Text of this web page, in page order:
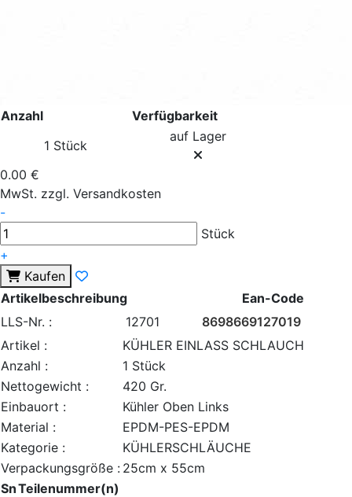
Anzahl
Verfügbarkeit
1 Stück
auf Lager
0.00 €
MwSt. zzgl. Versandkosten
-
Stück
+
Kaufen
Artikelbeschreibung
Ean-Code
LLS-Nr. :
12701
8698669127019
Artikel :
KÜHLER EINLASS SCHLAUCH
Anzahl :
1 Stück
Nettogewicht :
420 Gr.
Einbauort :
Kühler Oben Links
Material :
EPDM-PES-EPDM
Kategorie :
KÜHLERSCHLÄUCHE
Verpackungsgröße : 25cm x 55cm
SnTeilenummer(n)